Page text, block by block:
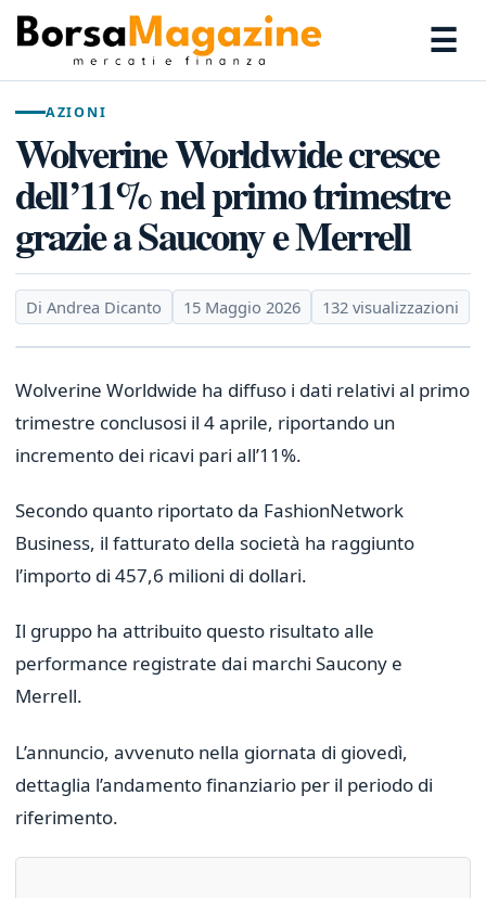
☰
AZIONI
Wolverine Worldwide cresce
dell’11% nel primo trimestre
grazie a Saucony e Merrell
Di Andrea Dicanto 15 Maggio 2026 132 visualizzazioni
Wolverine Worldwide ha diffuso i dati relativi al primo
trimestre conclusosi il 4 aprile, riportando un
incremento dei ricavi pari all’11%.
Secondo quanto riportato da FashionNetwork
Business, il fatturato della società ha raggiunto
l’importo di 457,6 milioni di dollari.
Il gruppo ha attribuito questo risultato alle
performance registrate dai marchi Saucony e
Merrell.
L’annuncio, avvenuto nella giornata di giovedì,
dettaglia l’andamento finanziario per il periodo di
riferimento.